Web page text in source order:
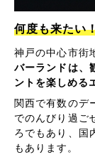
何度も来たい
神戸の中心市街
バーランドは、
ントを楽しめる
関西で有数のデ
でのんびり過ご
ろでもあり、国
もあります。